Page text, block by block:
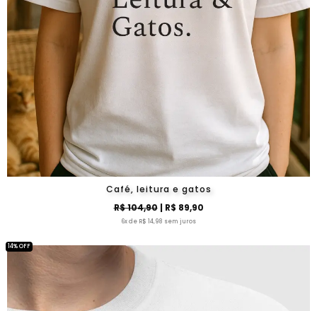
Café, leitura e gatos
R$ 104,90| R$ 89,90
6x de R$ 14,98 sem juros
14% OFF